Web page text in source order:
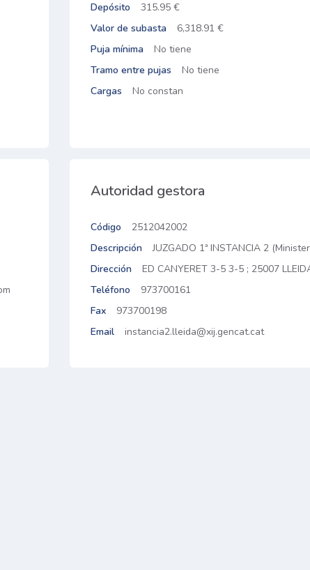
Depósito
315.95 €
Valor de subasta
6,318.91 €
Puja mínima
No tiene
Tramo entre pujas
No tiene
Cargas
No constan
Autoridad gestora
Código
2512042002
Descripción
JUZGADO 1ª INSTANCIA 2
Dirección
ED CANYERET 3-5 3-5 ; 25007
Teléfono
973700161
Fax
973700198
Email
instancia2.lleida@xij.gencat.cat